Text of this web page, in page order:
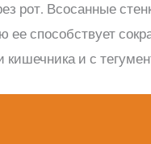
рот. Всосанные
способствует
и с